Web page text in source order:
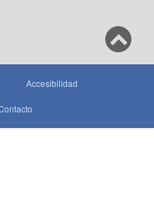
Accesibilidad